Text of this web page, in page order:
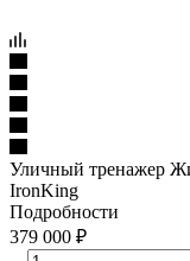
Уличный тренажер
IronKing
Подробности
379 000 ₽